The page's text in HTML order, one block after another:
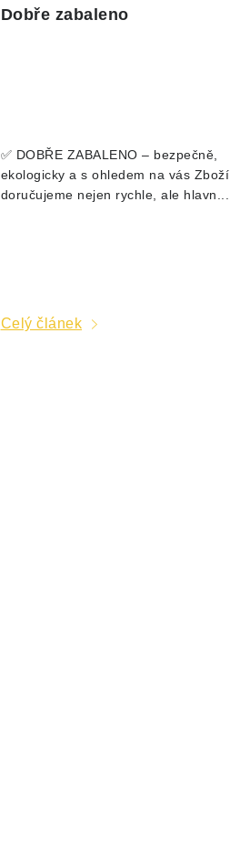
Dobře zabaleno
✅ DOBŘE ZABALENO – bezpečně,
ekologicky a s ohledem na vás Zboží
doručujeme nejen rychle, ale hlavn...
Celý článek